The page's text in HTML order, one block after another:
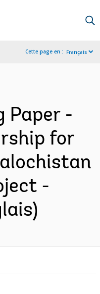
Cette page en : Français
Paper -
for
-